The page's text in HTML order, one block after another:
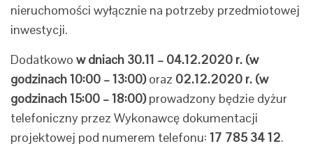
nieruchomości wyłącznie na potrzeby przedmiotowej
inwestycji.
Dodatkowo w dniach 30.11 – 04.12.2020 r. (w
godzinach 10:00 – 13:00)oraz 02.12.2020 r. (w
godzinach 15:00 – 18:00)prowadzony będzie dyżur
telefoniczny przez Wykonawcę dokumentacji
projektowej pod numerem telefonu: 17 785 34 12.